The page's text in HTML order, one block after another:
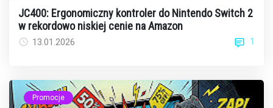
JC400: Ergonomiczny kontroler do Nintendo Switch 2
w rekordowo niskiej cenie na Amazon
13.01.2026 1
Promocje